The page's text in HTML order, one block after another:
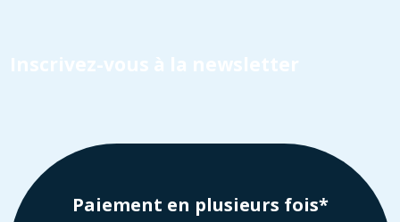
Inscrivez-vous à la newsletter
Paiement en plusieurs fois*